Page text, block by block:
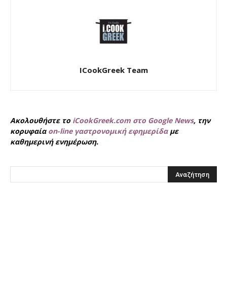
ICookGreek Team
Ακολουθήστε το iCookGreek.com στο Google News, την
κορυφαία on-line γαστρονομική εφημερίδαμε
καθημερινή ενημέρωση.